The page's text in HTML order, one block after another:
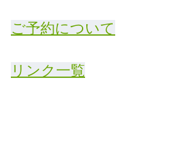
ご予約について
リンク一覧